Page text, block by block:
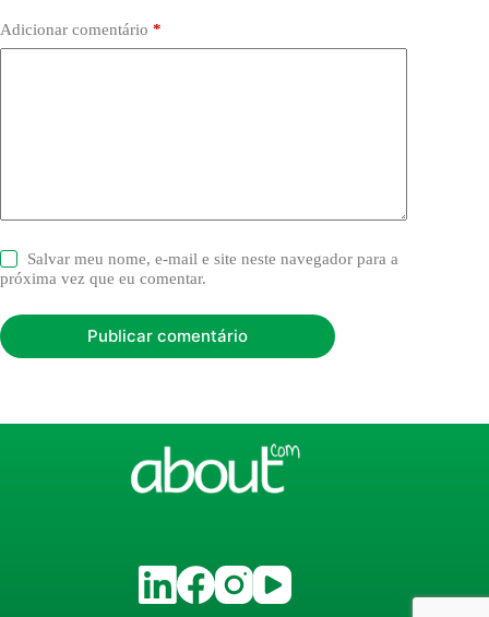
Adicionar comentário *
Salvar meu nome, e-mail e site neste navegador para a
próxima vez que eu comentar.
Publicar comentário